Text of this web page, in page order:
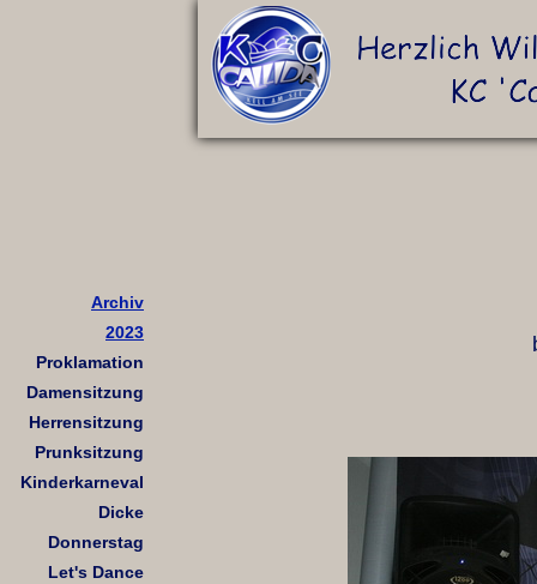
Archiv
2023
Proklamation
Damensitzung
Herrensitzung
Prunksitzung
Kinderkarneval
Dicke
Donnerstag
Let's Dance